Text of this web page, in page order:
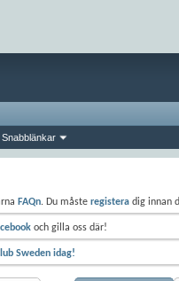
Snabblänkar
FAQn. Du måste registera dig innan
och gilla oss där!
Sweden idag!